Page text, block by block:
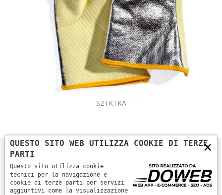
S2TKTKA
×
QUESTO SITO WEB UTILIZZA COOKIE DI TERZE
PARTI
Questo sito utilizza cookie
tecnici per la navigazione e
cookie di terze parti per servizi
aggiuntivi come la visualizzazione